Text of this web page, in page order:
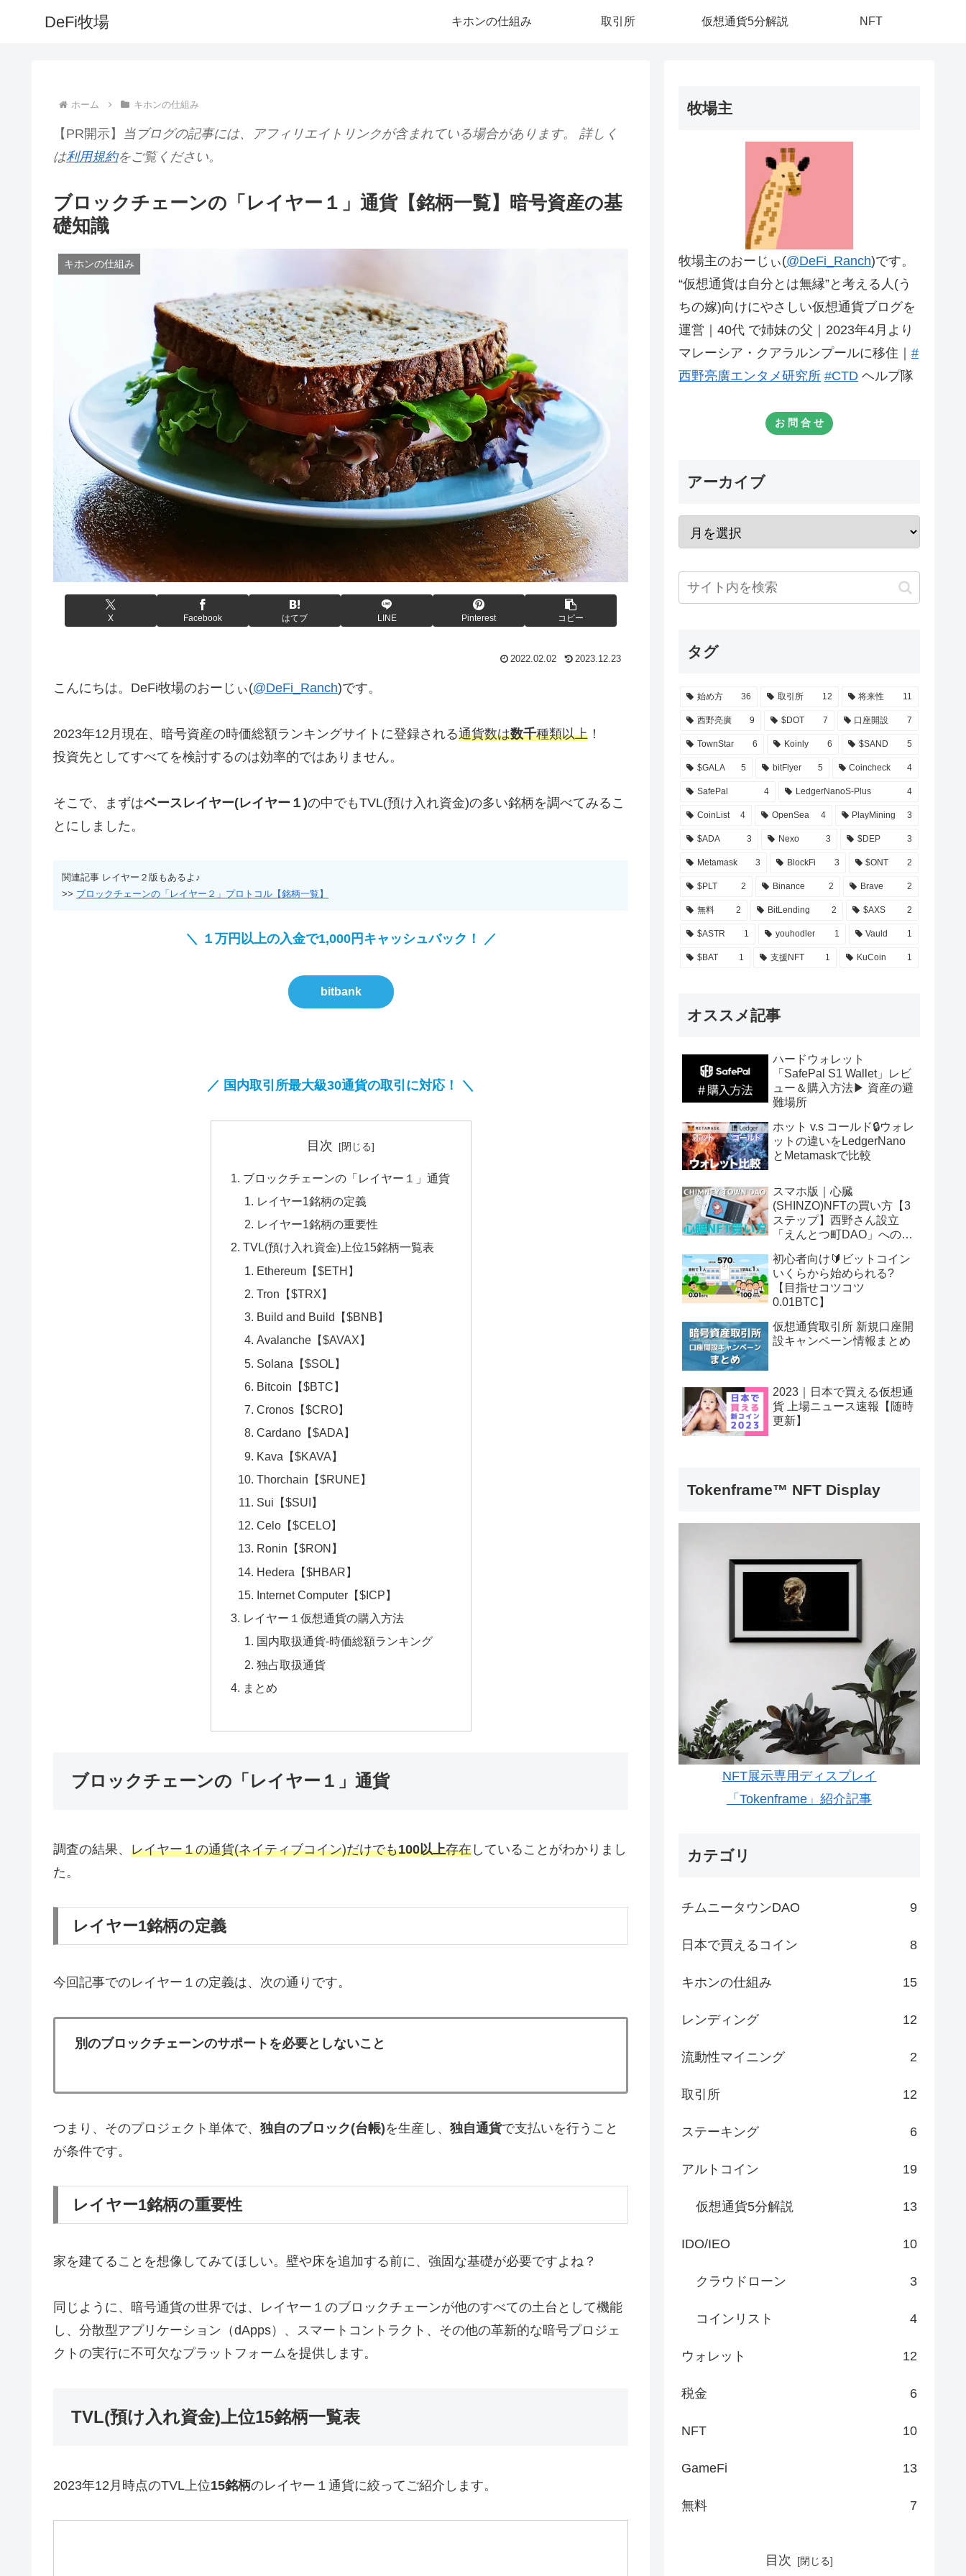
DeFi牧場 キホンの仕組み 取引所 仮想通貨5分解説 NFT
ホーム キホンの仕組み
【PR開示】
当ブログの記事には、アフィリエイトリンクが含まれている場合があります。 詳しく
は利用規約をご覧ください。
ブロックチェーンの「レイヤー１」通貨【銘柄一覧】暗号資産の基
礎知識
キホンの仕組み
X Facebook はてブ LINE Pinterest コピー
2022.02.02 2023.12.23
こんにちは。DeFi牧場のおーじぃ(@DeFi_Ranch)です。
2023年12月現在、暗号資産の時価総額ランキングサイトに登録される通貨数は数千種類以上 ！
投資先としてすべてを検討するのは効率的ではありません。
そこで、まずはベースレイヤー(レイヤー１)の中でもTVL(預け入れ資金)の多い銘柄を調べてみるこ
とにしました。
関連記事 レイヤー２版もあるよ♪
>> ブロックチェーンの「レイヤー２」プロトコル【銘柄一覧】
＼ １ 万円 以上の入金で1,000円キャッシュバック！ ／
bitbank
／ 国内取引所最大級30通貨の取引に対応！ ＼
目次
ブロックチェーンの「レイヤー１」通貨
レイヤー1銘柄の定義
レイヤー1銘柄の重要性
TVL(預け入れ資金)上位15銘柄一覧表
Ethereum【$ETH】
Tron【$TRX】
Build and Build【$BNB】
Avalanche【$AVAX】
Solana【$SOL】
Bitcoin【$BTC】
Cronos【$CRO】
Cardano【$ADA】
Kava【$KAVA】
Thorchain【$RUNE】
Sui【$SUI】
Celo【$CELO】
Ronin【$RON】
Hedera【$HBAR】
Internet Computer【$ICP】
レイヤー１仮想通貨の購入方法
国内取扱通貨-時価総額ランキング
独占取扱通貨
まとめ
ブロックチェーンの「レイヤー１」通貨
調査の結果、 レイヤー１の通貨(ネイティブコイン)だけでも100以上存在 していることがわかりまし
た。
レイヤー1銘柄の定義
今回記事でのレイヤー１の定義は、次の通りです。
別のブロックチェーンのサポートを必要としないこと
つまり、そのプロジェクト単体で、 独自のブロック(台帳)を生産し、 独自通貨で支払いを行うこと
が条件です。
レイヤー1銘柄の重要性
家を建てることを想像してみてほしい。壁や床を追加する前に、強固な基礎が必要ですよね？
同じように、暗号通貨の世界では、レイヤー１のブロックチェーンが他のすべての土台として機能
し、分散型アプリケーション（dApps）、スマートコントラクト、その他の革新的な暗号プロジェ
クトの実行に不可欠なプラットフォームを提供します。
TVL(預け入れ資金)上位15銘柄一覧表
2023年12月時点のTVL上位15銘柄のレイヤー１通貨に絞ってご紹介します。
牧場主
牧場主のおーじぃ(@DeFi_Ranch)です。
“仮想通貨は自分とは無縁”と考える人(う
ちの嫁)向けにやさしい仮想通貨ブログを
運営｜40代 で姉妹の父｜2023年4月より
マレーシア・クアラルンプールに移住｜ #
西野亮廣エンタメ研究所 #CTD ヘルプ隊
お 問 合 せ
アーカイブ
タグ
始め方 36 取引所 12 将来性 11
西野亮廣 9 $DOT 7 口座開設 7
TownStar 6 Koinly 6 $SAND 5
$GALA 5 bitFlyer 5 Coincheck 4
SafePal 4 LedgerNanoS-Plus 4
CoinList 4 OpenSea 4 PlayMining 3
$ADA 3 Nexo 3 $DEP 3
Metamask 3 BlockFi 3 $ONT 2
$PLT 2 Binance 2 Brave 2
無料 2 BitLending 2 $AXS 2
$ASTR 1 youhodler 1 Vauld 1
$BAT 1 支援NFT 1 KuCoin 1
オススメ記事
ハードウォレット
「SafePal S1 Wallet」レビ
ュー＆購入方法▶ 資産の避
難場所
ホット v.s コールド🔒ウォレ
ットの違いをLedgerNano
とMetamaskで比較
スマホ版｜心臓
(SHINZO)NFTの買い方【3
ステップ】西野さん設立
「えんとつ町DAO」へのパ
初心者向け🔰ビットコイン
いくらから始められる?
【目指せコツコツ
0.01BTC】
仮想通貨取引所 新規口座開
設キャンペーン情報まとめ
2023｜日本で買える仮想通
貨 上場ニュース速報【随時
更新】
Tokenframe™ NFT Display
NFT展示専用ディスプレイ
「Tokenframe」紹介記事
カテゴリ
チムニータウンDAO 9
日本で買えるコイン 8
キホンの仕組み 15
レンディング 12
流動性マイニング 2
取引所 12
ステーキング 6
アルトコイン 19
仮想通貨5分解説 13
IDO/IEO 10
クラウドローン 3
コインリスト 4
ウォレット 12
税金 6
NFT 10
GameFi 13
無料 7
目次